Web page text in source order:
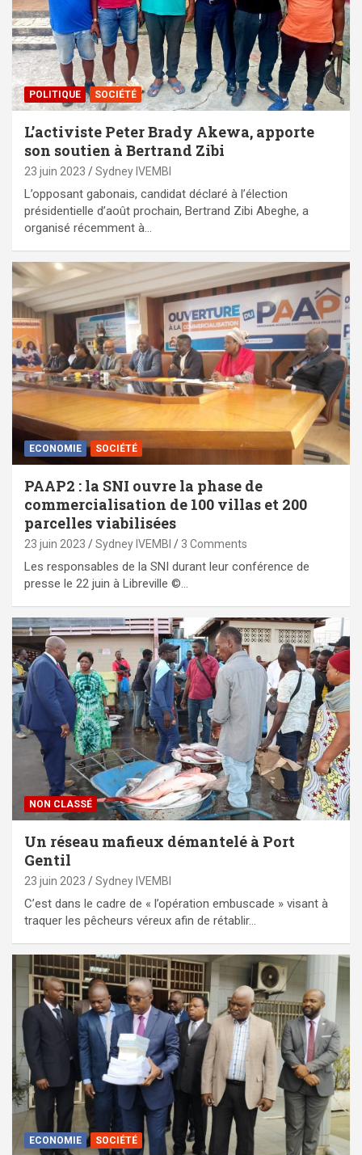
POLITIQUE SOCIÉTÉ
L’activiste Peter Brady Akewa, apporte
son soutien à Bertrand Zibi
23 juin 2023 Sydney IVEMBI
L’opposant gabonais, candidat déclaré à l’élection
présidentielle d’août prochain, Bertrand Zibi Abeghe, a
organisé récemment à…
ECONOMIE SOCIÉTÉ
PAAP2 : la SNI ouvre la phase de
commercialisation de 100 villas et 200
parcelles viabilisées
23 juin 2023 Sydney IVEMBI 3 Comments
Les responsables de la SNI durant leur conférence de
presse le 22 juin à Libreville ©…
NON CLASSÉ
Un réseau mafieux démantelé à Port
Gentil
23 juin 2023 Sydney IVEMBI
C’est dans le cadre de « l’opération embuscade » visant à
traquer les pêcheurs véreux afin de rétablir…
ECONOMIE SOCIÉTÉ